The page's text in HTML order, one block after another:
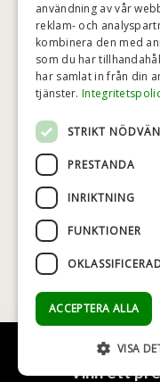
©
användning av vår
reklam- och
kombinera den med
som du har
har samlat in från din
tjänster.
STRIKT
PRESTANDA
INRIKTNING
FUNKTIONER
ACCEPTERA ALLA
VISA
Vinn ett